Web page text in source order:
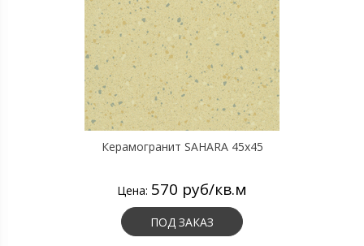
Керамогранит SAHARA 45х45
Цена: 570 руб/кв.м
ПОД ЗАКАЗ